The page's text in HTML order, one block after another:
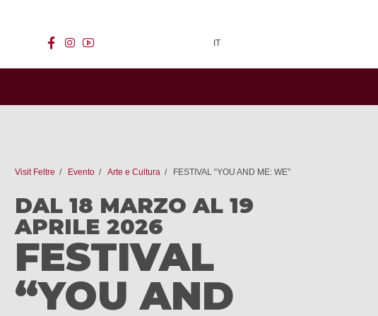
facebook
instagram IT
Visit Feltre Evento Arte e Cultura FESTIVAL “YOU AND ME: WE”
DAL 18 MARZO AL 19
APRILE 2026
FESTIVAL
“YOU AND